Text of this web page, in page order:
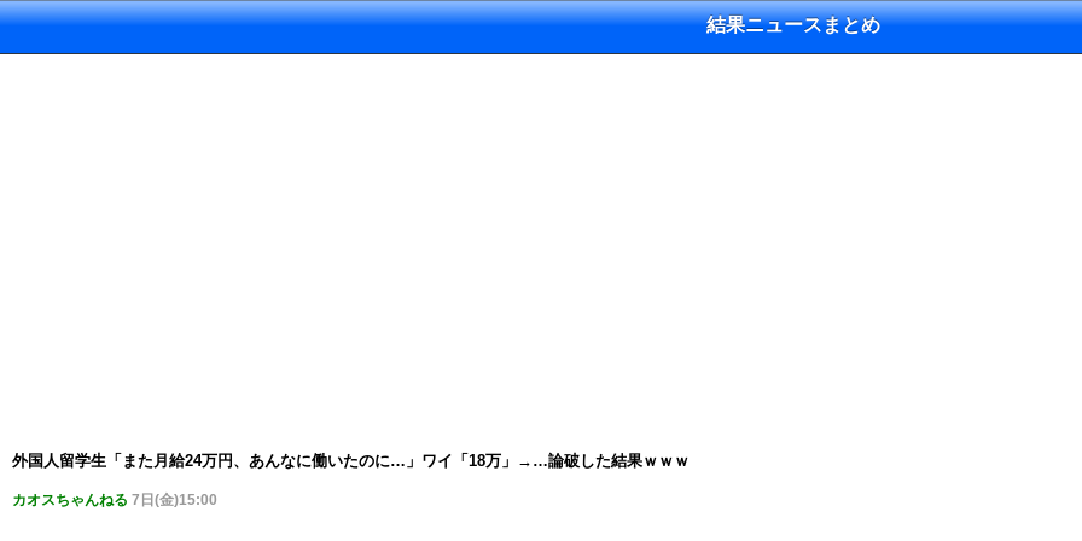
結果ニュースまとめ
外国人留学生「また月給24万円、あんなに働いたのに…」ワイ「18万」→…論破した結果ｗｗｗ
カオスちゃんねる 7日(金)15:00